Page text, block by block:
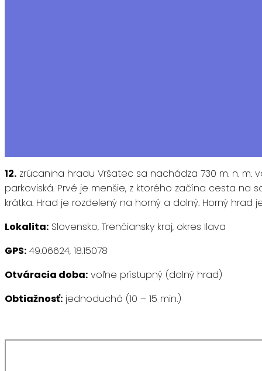
12. zrúcanina hradu Vršatec sa nachádza 730 m. n.
parkoviská. Prvé je menšie, z ktorého začína cesta
krátka. Hrad je rozdelený na horný a dolný. Horný hrad
Lokalita: Slovensko, Trenčiansky kraj, okres Ilava
GPS: 49.06624, 18.15078
Otváracia doba: voľne prístupný (dolný hrad)
Obtiažnosť: jednoduchá (10 – 15 min.)